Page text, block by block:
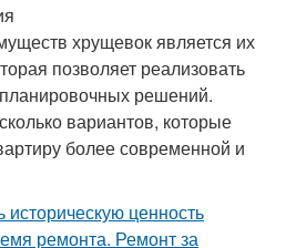
хрущевок является их
позволяет реализовать
решений.
вариантов, которые
более современной и